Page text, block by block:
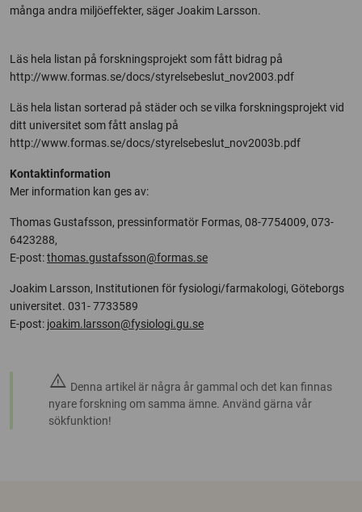
många andra miljöeffekter, säger Joakim Larsson.
Läs hela listan på forskningsprojekt som fått bidrag på
http://www.formas.se/docs/styrelsebeslut_nov2003.pdf
Läs hela listan sorterad på städer och se vilka forskningsprojekt vid
ditt universitet som fått anslag på
http://www.formas.se/docs/styrelsebeslut_nov2003b.pdf
Kontaktinformation
Mer information kan ges av:
Thomas Gustafsson, pressinformatör Formas, 08-7754009, 073-
6423288,
E-post:thomas.gustafsson@formas.se
Joakim Larsson, Institutionen för fysiologi/farmakologi, Göteborgs
universitet. 031- 7733589
E-post: joakim.larsson@fysiologi.gu.se
warning Denna artikel är några år gammal och det kan finnas
nyare forskning om samma ämne. Använd gärna vår
sökfunktion!